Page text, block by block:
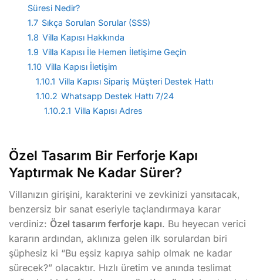
Süresi Nedir?
1.7 Sıkça Sorulan Sorular (SSS)
1.8 Villa Kapısı Hakkında
1.9 Villa Kapısı İle Hemen İletişime Geçin
1.10 Villa Kapısı İletişim
1.10.1 Villa Kapısı Sipariş Müşteri Destek Hattı
1.10.2 Whatsapp Destek Hattı 7/24
1.10.2.1 Villa Kapısı Adres
Özel Tasarım Bir Ferforje Kapı
Yaptırmak Ne Kadar Sürer?
Villanızın girişini, karakterini ve zevkinizi yansıtacak,
benzersiz bir sanat eseriyle taçlandırmaya karar
verdiniz: Özel tasarım ferforje kapı. Bu heyecan verici
kararın ardından, aklınıza gelen ilk sorulardan biri
şüphesiz ki “Bu eşsiz kapıya sahip olmak ne kadar
sürecek?” olacaktır. Hızlı üretim ve anında teslimat